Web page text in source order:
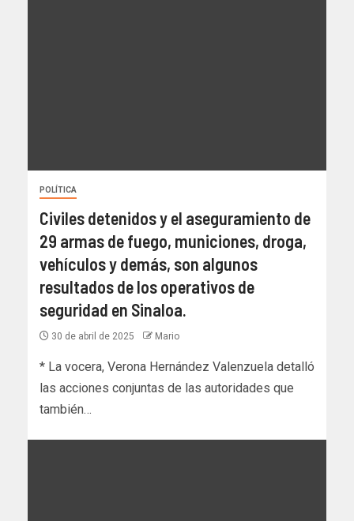
POLÍTICA
Civiles detenidos y el aseguramiento de
29 armas de fuego, municiones, droga,
vehículos y demás, son algunos
resultados de los operativos de
seguridad en Sinaloa.
30 de abril de 2025 Mario
* La vocera, Verona Hernández Valenzuela detalló
las acciones conjuntas de las autoridades que
también…